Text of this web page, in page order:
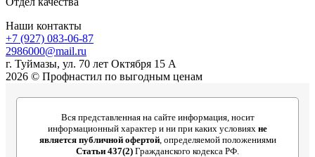
Наши контакты
+7 (927) 083-06-87
2986000@mail.ru
г. Туймазы, ул. 70 лет Октября 15 А
2026 © Профнастил по выгодным ценам
Вся представленная на сайте информация, носит
информационный характер и ни при каких условиях не
является публичной офертой, определяемой положениями
Статьи 437(2) Гражданского кодекса РФ.